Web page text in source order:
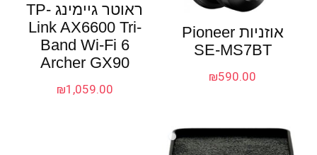
אוזניות Pioneer
SE-MS7BT
₪590.00
ראוטר גיימינג TP-
Link AX6600 Tri-
Band Wi-Fi 6
Archer GX90
₪1,059.00